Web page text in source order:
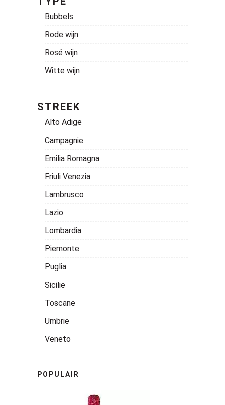
Bubbels
Rode wijn
Rosé wijn
Witte wijn
STREEK
Alto Adige
Campagnie
Emilia Romagna
Friuli Venezia
Lambrusco
Lazio
Lombardia
Piemonte
Puglia
Sicilië
Toscane
Umbrië
Veneto
POPULAIR